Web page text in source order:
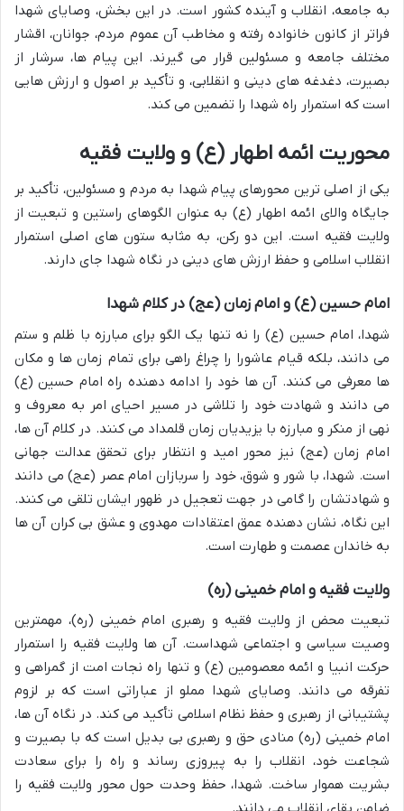
به جامعه، انقلاب و آینده کشور است. در این بخش، وصایای شهدا
فراتر از کانون خانواده رفته و مخاطب آن عموم مردم، جوانان، اقشار
مختلف جامعه و مسئولین قرار می گیرند. این پیام ها، سرشار از
بصیرت، دغدغه های دینی و انقلابی، و تأکید بر اصول و ارزش هایی
است که استمرار راه شهدا را تضمین می کند.
محوریت ائمه اطهار (ع) و ولایت فقیه
یکی از اصلی ترین محورهای پیام شهدا به مردم و مسئولین، تأکید بر
جایگاه والای ائمه اطهار (ع) به عنوان الگوهای راستین و تبعیت از
ولایت فقیه است. این دو رکن، به مثابه ستون های اصلی استمرار
انقلاب اسلامی و حفظ ارزش های دینی در نگاه شهدا جای دارند.
امام حسین (ع) و امام زمان (عج) در کلام شهدا
شهدا، امام حسین (ع) را نه تنها یک الگو برای مبارزه با ظلم و ستم
می دانند، بلکه قیام عاشورا را چراغ راهی برای تمام زمان ها و مکان
ها معرفی می کنند. آن ها خود را ادامه دهنده راه امام حسین (ع)
می دانند و شهادت خود را تلاشی در مسیر احیای امر به معروف و
نهی از منکر و مبارزه با یزیدیان زمان قلمداد می کنند. در کلام آن ها،
امام زمان (عج) نیز محور امید و انتظار برای تحقق عدالت جهانی
است. شهدا، با شور و شوق، خود را سربازان امام عصر (عج) می دانند
و شهادتشان را گامی در جهت تعجیل در ظهور ایشان تلقی می کنند.
این نگاه، نشان دهنده عمق اعتقادات مهدوی و عشق بی کران آن ها
به خاندان عصمت و طهارت است.
ولایت فقیه و امام خمینی (ره)
تبعیت محض از ولایت فقیه و رهبری امام خمینی (ره)، مهمترین
وصیت سیاسی و اجتماعی شهداست. آن ها ولایت فقیه را استمرار
حرکت انبیا و ائمه معصومین (ع) و تنها راه نجات امت از گمراهی و
تفرقه می دانند. وصایای شهدا مملو از عباراتی است که بر لزوم
پشتیبانی از رهبری و حفظ نظام اسلامی تأکید می کند. در نگاه آن ها،
امام خمینی (ره) منادی حق و رهبری بی بدیل است که با بصیرت و
شجاعت خود، انقلاب را به پیروزی رساند و راه را برای سعادت
بشریت هموار ساخت. شهدا، حفظ وحدت حول محور ولایت فقیه را